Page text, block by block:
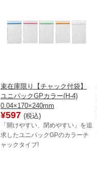
束在庫限り【チャック付袋】
ユニパックGPカラー(H-4)
0.04×170×240mm
¥597 (税込)
「開けやすい、閉めやすい」を追
求したユニパックGPのカラーチ
ャックタイプ!